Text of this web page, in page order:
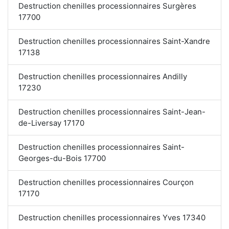
Destruction chenilles processionnaires Surgères
17700
Destruction chenilles processionnaires Saint-Xandre
17138
Destruction chenilles processionnaires Andilly
17230
Destruction chenilles processionnaires Saint-Jean-
de-Liversay 17170
Destruction chenilles processionnaires Saint-
Georges-du-Bois 17700
Destruction chenilles processionnaires Courçon
17170
Destruction chenilles processionnaires Yves 17340